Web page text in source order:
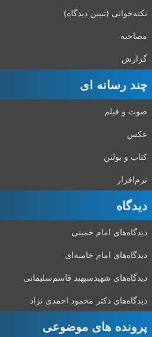
نکته‌خوانی (تبیین دیدگاه)
مصاحبه
گزارش
چند رسانه ای
صوت و فیلم
عکس
کتاب و بولتن
نرم‌افزار
دیدگاه‌
دیدگاه‌های امام خمینی
دیدگاه‌های امام خامنه‌ای
دیدگاه‌های شهید‌سپهبد قاسم‌سلیمانی
دیدگاه‌های دکتر محمود احمدی نژاد
پرونده های موضوعی